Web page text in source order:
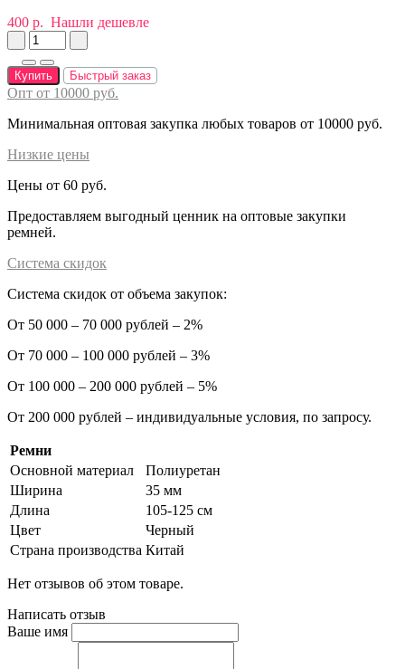
400 р. Нашли дешевле
Купить Быстрый заказ
Опт от 10000 руб.
Минимальная оптовая закупка любых товаров от 10000 руб.
Низкие цены
Цены от 60 руб.
Предоставляем выгодный ценник на оптовые закупки
ремней.
Система скидок
Система скидок от объема закупок:
От 50 000 – 70 000 рублей – 2%
От 70 000 – 100 000 рублей – 3%
От 100 000 – 200 000 рублей – 5%
От 200 000 рублей – индивидуальные условия, по запросу.
Ремни
Основной материал
Полиуретан
Ширина
35 мм
Длина
105-125 см
Цвет
Черный
Страна производства Китай
Нет отзывов об этом товаре.
Написать отзыв
Ваше имя